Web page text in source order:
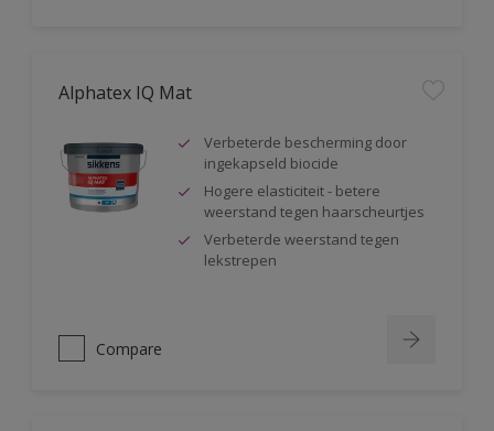
Alphatex IQ Mat
Verbeterde bescherming door
ingekapseld biocide
Hogere elasticiteit - betere
weerstand tegen haarscheurtjes
Verbeterde weerstand tegen
lekstrepen
Compare